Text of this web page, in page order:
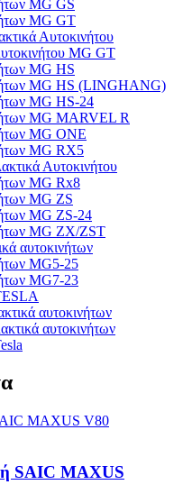
MG GS
MG GT
Αυτοκινήτου
MG GT
MG HS
MG HS (LINGHANG)
MG HS-24
MG MARVEL R
MG ONE
MG RX5
Αυτοκινήτου
MG Rx8
MG ZS
MG ZS-24
MG ZX/ZST
αυτοκινήτων
MG5-25
MG7-23
αυτοκινήτων
αυτοκινήτων
SAIC MAXUS